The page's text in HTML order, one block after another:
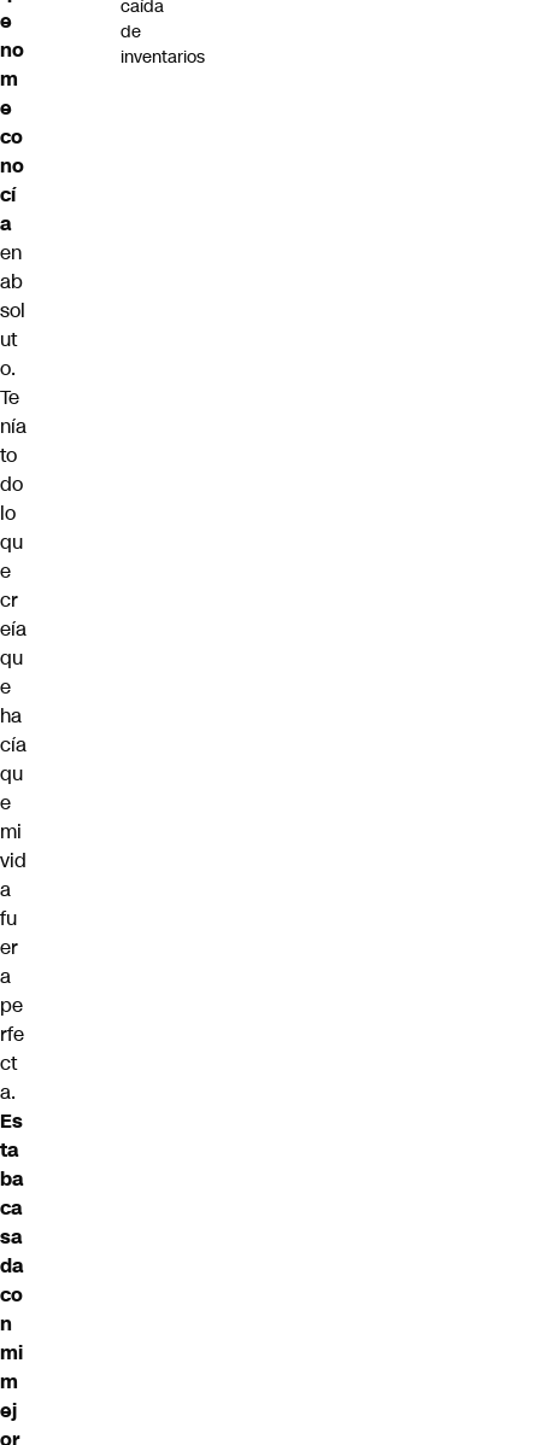
e
no
m
e
co
no
cí
a
en
ab
sol
ut
o.
Te
nía
to
do
lo
qu
e
cr
eía
qu
e
ha
cía
qu
e
mi
vid
a
fu
er
a
pe
rfe
ct
a.
Es
ta
ba
ca
sa
da
co
n
mi
m
ej
or
caída
de
inventarios